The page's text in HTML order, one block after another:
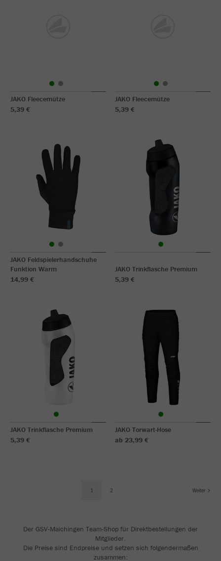
JAKO Fleecemütze
5,39 €
JAKO Fleecemütze
5,39 €
JAKO Feldspielerhandschuhe
Funktion Warm
14,99 €
JAKO Trinkflasche Premium
5,39 €
JAKO Trinkflasche Premium
5,39 €
JAKO Torwart-Hose
ab 23,99 €
1 2 Weiter
Der GSV-Maichingen Team-Shop für Direktbestellungen der
Mitglieder.
Die Preise sind Endpreise und setzen sich folgendermaßen
zusammen: